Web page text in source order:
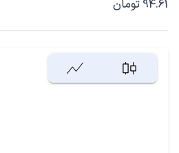
94.61 تومان